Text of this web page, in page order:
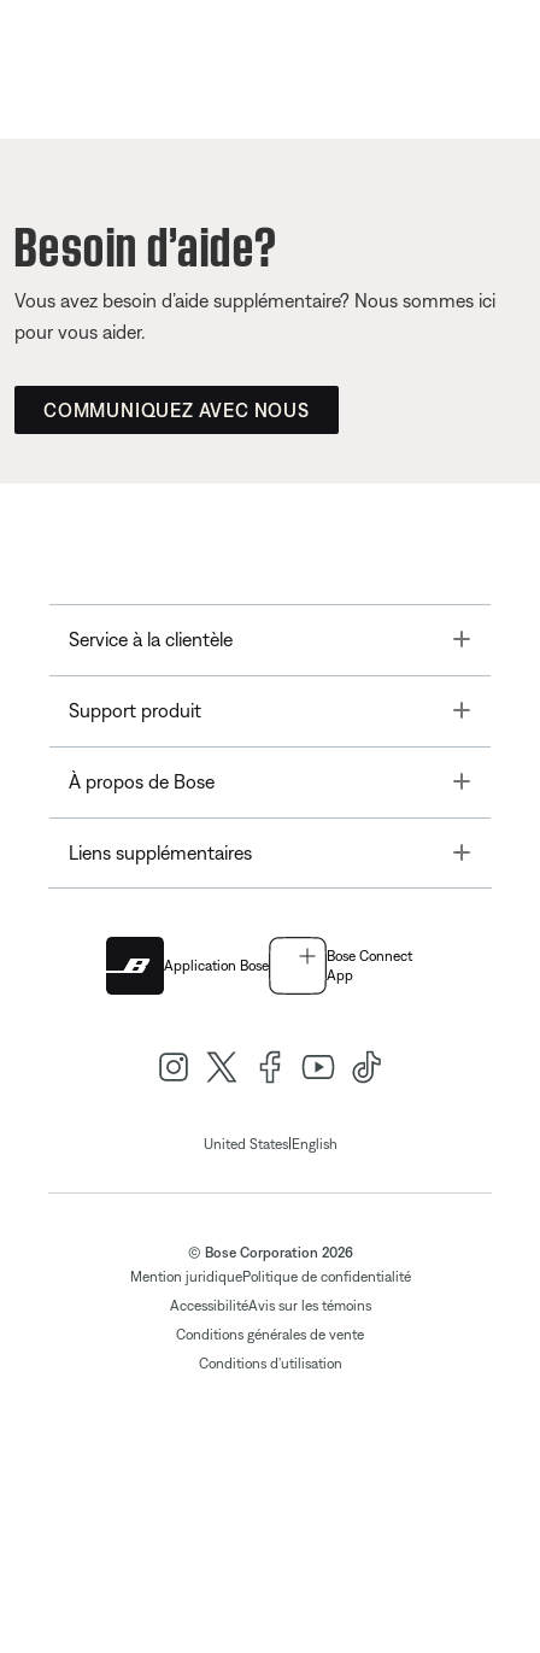
Besoin d’aide?
Vous avez besoin d’aide supplémentaire? Nous sommes ici
pour vous aider.
COMMUNIQUEZ AVEC NOUS
Service à la clientèle Toggle
Support produit Toggle
À propos de Bose Toggle
Liens supplémentaires Toggle
Application Bose
Bose Connect
App
United States| English
© Bose Corporation 2026
Mention juridiquePolitique de confidentialité
AccessibilitéAvis sur les témoins
Conditions générales de vente
Conditions d'utilisation